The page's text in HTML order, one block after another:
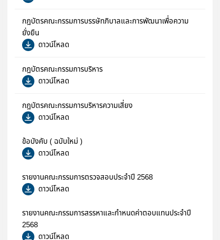
กฎบัตรคณะกรรมการบรรษัทภิบาลและการพัฒนาเพื่อความ
ยั่งยืน
ดาวน์โหลด
กฎบัตรคณะกรรมการบริหาร
ดาวน์โหลด
กฎบัตรคณะกรรมการบริหารความเสี่ยง
ดาวน์โหลด
ข้อบังคับ ( ฉบับใหม่ )
ดาวน์โหลด
รายงานคณะกรรมการตรวจสอบประจำปี 2568
ดาวน์โหลด
รายงานคณะกรรมการสรรหาและกำหนดค่าตอบแทนประจำปี
2568
ดาวน์โหลด